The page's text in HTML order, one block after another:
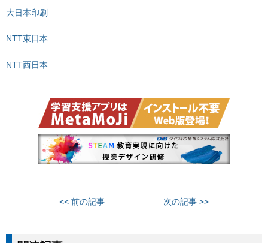
大日本印刷
NTT東日本
NTT西日本
<< 前の記事 次の記事 >>